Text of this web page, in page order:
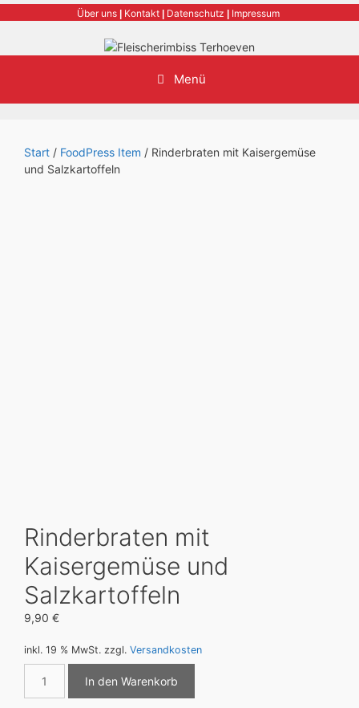
Über uns Kontakt Datenschutz Impressum
Menü
Start / FoodPress Item / Rinderbraten mit Kaisergemüse
und Salzkartoffeln
Rinderbraten mit
Kaisergemüse und
Salzkartoffeln
9,90 €
inkl. 19 % MwSt. zzgl. Versandkosten
In den Warenkorb